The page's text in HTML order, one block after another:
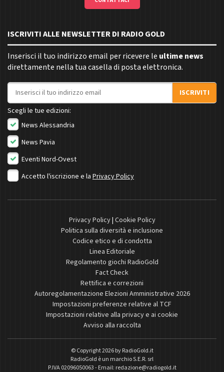
ISCRIVITI ALLE NEWSLETTER DI RADIO GOLD
Inserisci il tuo indirizzo email per ricevere le ultime news
direttamente nella tua casella di posta elettronica.
Indirizzo email
ISCRIVITI
Scegli le tue edizioni:
News Alessandria
News Pavia
Eventi Nord-Ovest
Accetto l'iscrizione e la Privacy Policy
Privacy Policy| Cookie Policy
Politica sulla diversità e inclusione
Codice etico e di condotta
Linea Editoriale
Regolamento giochi RadioGold
Fact Check
Rettifica e correzioni
Autoregolamentazione Elezioni Amministrative 2026
Impostazioni preferenze relative al TCF
Impostazioni relative alla privacy e ai cookie
Avviso alla raccolta
© Copyright 2026 byRadioGold.it
RadioGold è un marchio S.E.R. srl
P.IVA 02096050063 - Email: redazione@radiogold.it